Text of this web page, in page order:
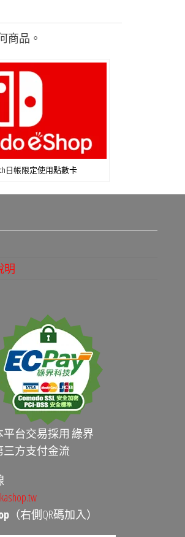
商品。
日帳限定使用點數卡
明
平台交易採用 綠界
三方支付金流
（右側QR碼加入）